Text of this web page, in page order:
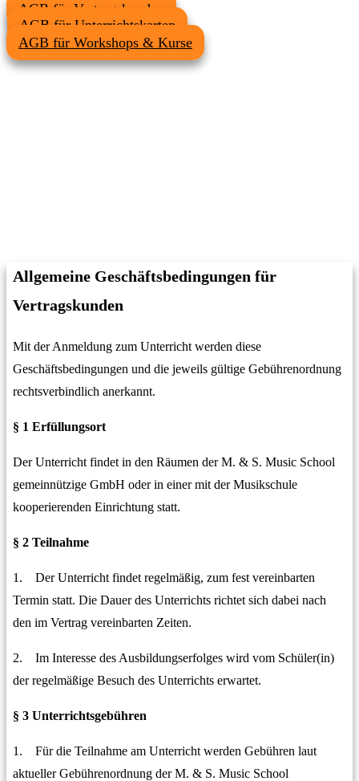
​AGB für ​Vertragskunden
​AGB für ​​Unterrichtskarten
​AGB für ​​Workshops & Kurse
Allgemeine Geschäftsbedingungen für
Vertragskunden
Mit der Anmeldung zum Unterricht werden diese
Geschäftsbedingungen und die jeweils gültige Gebührenordnung
rechtsverbindlich anerkannt.
§ 1 Erfüllungsort
Der Unterricht findet in den Räumen der M. & S. Music School
gemeinnützige GmbH oder in einer mit der Musikschule
kooperierenden Einrichtung statt.
§ 2 Teilnahme
1. Der Unterricht findet regelmäßig, zum fest vereinbarten
Termin statt. Die Dauer des Unterrichts richtet sich dabei nach
den im Vertrag vereinbarten Zeiten.
2. Im Interesse des Ausbildungserfolges wird vom Schüler(in)
der regelmäßige Besuch des Unterrichts erwartet.
§ 3 Unterrichtsgebühren
1. Für die Teilnahme am Unterricht werden Gebühren laut
aktueller Gebührenordnung der M. & S. Music School